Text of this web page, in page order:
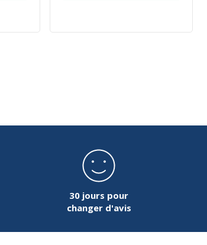
30 jours pour
changer d'avis